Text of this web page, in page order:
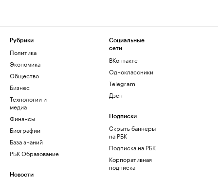
Рубрики
Политика
Экономика
Общество
Бизнес
Технологии и
медиа
Финансы
Биографии
База знаний
РБК Образование
Новости
Социальные
сети
ВКонтакте
Одноклассники
Telegram
Дзен
Подписки
Скрыть баннеры
на РБК
Подписка на РБК
Корпоративная
подписка